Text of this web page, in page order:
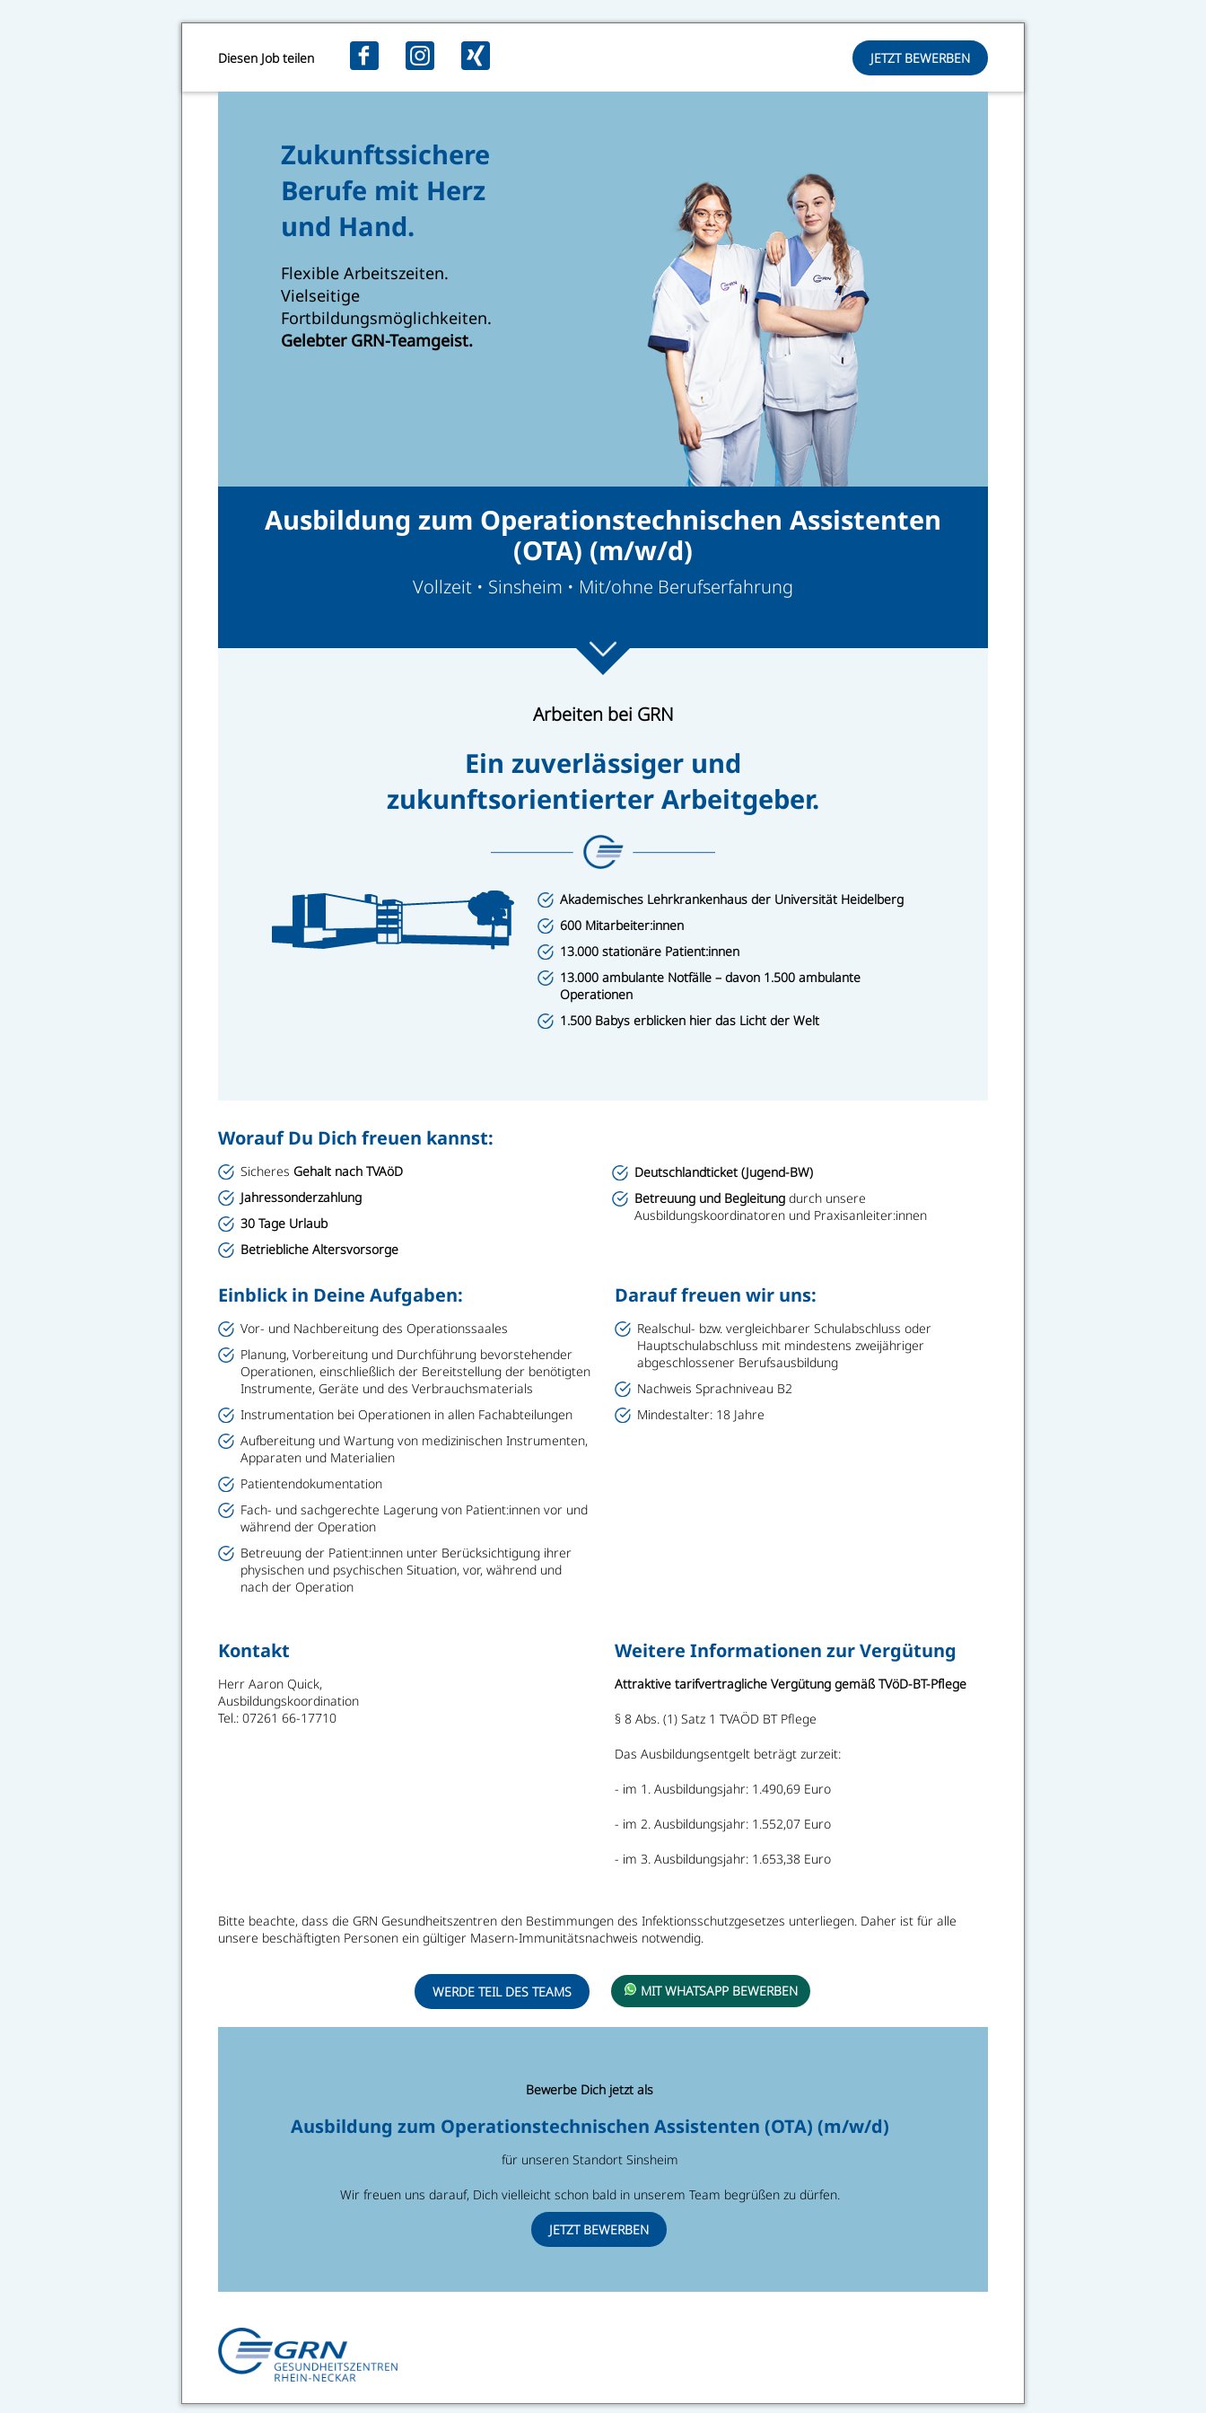
Diesen Job teilen JETZT BEWERBEN
Zukunftssichere
Berufe mit Herz
und Hand.
Flexible Arbeitszeiten.
Vielseitige
Fortbildungsmöglichkeiten.
Gelebter GRN-Teamgeist.
Ausbildung zum Operationstechnischen Assistenten
(OTA) (m/w/d)
Vollzeit • Sinsheim • Mit/ohne Berufserfahrung
Arbeiten bei GRN
Ein zuverlässiger und
zukunftsorientierter Arbeitgeber.
Akademisches Lehrkrankenhaus der Universität Heidelberg
600 Mitarbeiter:innen
13.000 stationäre Patient:innen
13.000 ambulante Notfälle – davon 1.500 ambulante
Operationen
1.500 Babys erblicken hier das Licht der Welt
Worauf Du Dich freuen kannst:
Sicheres Gehalt nach TVAöD
Jahressonderzahlung
30 Tage Urlaub
Betriebliche Altersvorsorge
Deutschlandticket (Jugend-BW)
Betreuung und Begleitung durch unsere
Ausbildungskoordinatoren und Praxisanleiter:innen
Einblick in Deine Aufgaben:
Vor- und Nachbereitung des Operationssaales
Planung, Vorbereitung und Durchführung bevorstehender
Operationen, einschließlich der Bereitstellung der benötigten
Instrumente, Geräte und des Verbrauchsmaterials
Instrumentation bei Operationen in allen Fachabteilungen
Aufbereitung und Wartung von medizinischen Instrumenten,
Apparaten und Materialien
Patientendokumentation
Fach- und sachgerechte Lagerung von Patient:innen vor und
während der Operation
Betreuung der Patient:innen unter Berücksichtigung ihrer
physischen und psychischen Situation, vor, während und
nach der Operation
Darauf freuen wir uns:
Realschul- bzw. vergleichbarer Schulabschluss oder
Hauptschulabschluss mit mindestens zweijähriger
abgeschlossener Berufsausbildung
Nachweis Sprachniveau B2
Mindestalter: 18 Jahre
Kontakt
Herr Aaron Quick,
Ausbildungskoordination
Tel.: 07261 66-17710
Weitere Informationen zur Vergütung
Attraktive tarifvertragliche Vergütung gemäß TVöD-BT-Pflege
§ 8 Abs. (1) Satz 1 TVAÖD BT Pflege
Das Ausbildungsentgelt beträgt zurzeit:
- im 1. Ausbildungsjahr: 1.490,69 Euro
- im 2. Ausbildungsjahr: 1.552,07 Euro
- im 3. Ausbildungsjahr: 1.653,38 Euro
Bitte beachte, dass die GRN Gesundheitszentren den Bestimmungen des Infektionsschutzgesetzes unterliegen. Daher ist für alle
unsere beschäftigten Personen ein gültiger Masern-Immunitätsnachweis notwendig.
WERDE TEIL DES TEAMS MIT WHATSAPP BEWERBEN
Bewerbe Dich jetzt als
Ausbildung zum Operationstechnischen Assistenten (OTA) (m/w/d)
für unseren Standort Sinsheim
Wir freuen uns darauf, Dich vielleicht schon bald in unserem Team begrüßen zu dürfen.
JETZT BEWERBEN